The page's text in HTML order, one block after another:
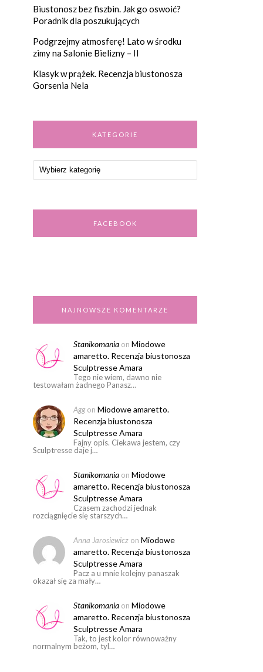
Biustonosz bez fiszbin. Jak go oswoić?
Poradnik dla poszukujących
Podgrzejmy atmosferę! Lato w środku
zimy na Salonie Bielizny – II
Klasyk w prążek. Recenzja biustonosza
Gorsenia Nela
KATEGORIE
FACEBOOK
NAJNOWSZE KOMENTARZE
Stanikomania on Miodowe
amaretto. Recenzja biustonosza
Sculptresse Amara
Tego nie wiem, dawno nie
testowałam żadnego Panasz…
Agg on Miodowe amaretto.
Recenzja biustonosza
Sculptresse Amara
Fajny opis. Ciekawa jestem, czy
Sculptresse daje j…
Stanikomania on Miodowe
amaretto. Recenzja biustonosza
Sculptresse Amara
Czasem zachodzi jednak
rozciągnięcie się starszych…
Anna Jarosiewicz on Miodowe
amaretto. Recenzja biustonosza
Sculptresse Amara
Pacz a u mnie kolejny panaszak
okazał się za mały…
Stanikomania on Miodowe
amaretto. Recenzja biustonosza
Sculptresse Amara
Tak, to jest kolor równoważny
normalnym beżom, tyl…